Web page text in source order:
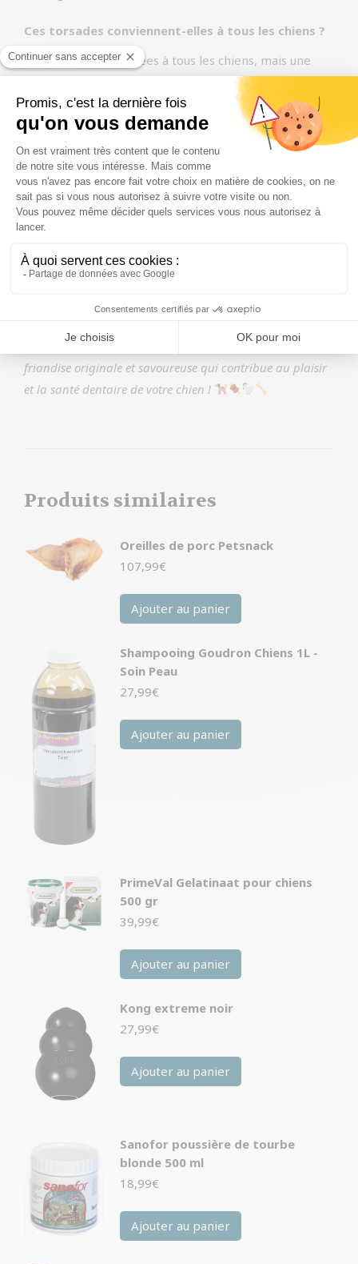
Ces torsades conviennent-elles à tous les chiens ?
Oui, elles sont adaptées à tous les chiens, mais une
surveillance est recommandée pendant la mastication.
Comment conserver ces torsades au poulet et au
bœuf ?
Gardez-les dans un endroit frais et sec pour
préserver leur fraîcheur et leur qualité.
Les torsades bœuf poulet Petsnack contiennent-
elles des conservateurs ?
Non, elles sont fabriquées pour être aussi naturelles
Découvrez les torsades bœuf poulet de Petsnack, une
friandise originale et savoureuse qui contribue au plaisir
et la santé dentaire de votre chien !
Produits similaires
Oreilles de porc Petsnack
107,99€
Ajouter au panier
Shampooing Goudron Chiens 1L -
Soin Peau
27,99€
Ajouter au panier
PrimeVal Gelatinaat pour chiens
500 gr
39,99€
Ajouter au panier
Kong extreme noir
27,99€
Ajouter au panier
Sanofor poussière de tourbe
blonde 500 ml
18,99€
Ajouter au panier